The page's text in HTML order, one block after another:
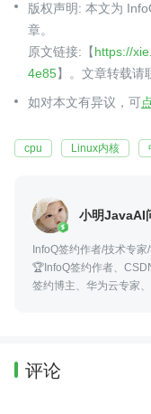
版权声明: 本文为
章。
原文链接:【https://
4e85】。文章转载请
如对本文有异议，可
cpu Linux内核
小明JavaAI
InfoQ签约作者/技术专家
🏆InfoQ签约作者、
签约博主、华为云专家
评论